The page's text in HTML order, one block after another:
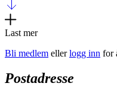
Last mer
Bli medlem ellerlogg inn for
Postadresse